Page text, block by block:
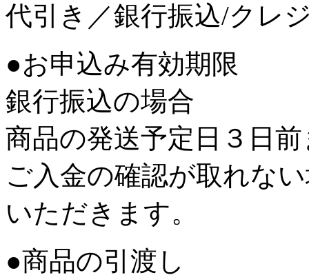
代引き／銀行振込/クレ
●お申込み有効期限
銀行振込の場合
商品の発送予定日３日
ご入金の確認が取れな
いただきます。
●商品の引渡し